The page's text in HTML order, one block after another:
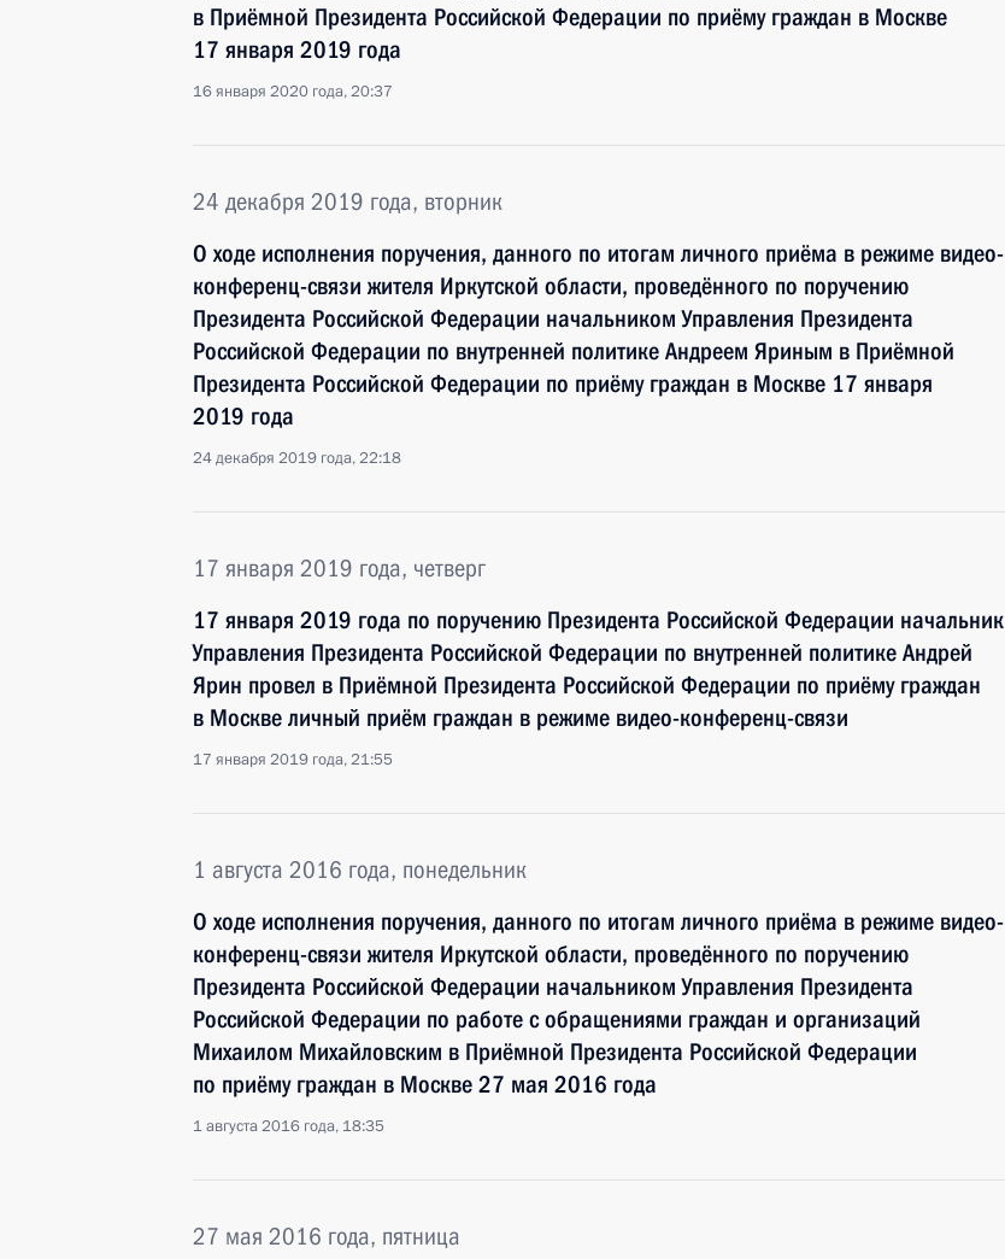
в Приёмной Президента Российской Федерации по приёму граждан в Москве
17 января 2019 года
16 января 2020 года, 20:37
24 декабря 2019 года, вторник
О ходе исполнения поручения, данного по итогам личного приёма в режиме видео-
конференц-связи жителя Иркутской области, проведённого по поручению
Президента Российской Федерации начальником Управления Президента
Российской Федерации по внутренней политике Андреем Яриным в Приёмной
Президента Российской Федерации по приёму граждан в Москве 17 января
2019 года
24 декабря 2019 года, 22:18
17 января 2019 года, четверг
17 января 2019 года по поручению Президента Российской Федерации начальник
Управления Президента Российской Федерации по внутренней политике Андрей
Ярин провел в Приёмной Президента Российской Федерации по приёму граждан
в Москве личный приём граждан в режиме видео-конференц-связи
17 января 2019 года, 21:55
1 августа 2016 года, понедельник
О ходе исполнения поручения, данного по итогам личного приёма в режиме видео-
конференц-связи жителя Иркутской области, проведённого по поручению
Президента Российской Федерации начальником Управления Президента
Российской Федерации по работе с обращениями граждан и организаций
Михаилом Михайловским в Приёмной Президента Российской Федерации
по приёму граждан в Москве 27 мая 2016 года
1 августа 2016 года, 18:35
27 мая 2016 года, пятница